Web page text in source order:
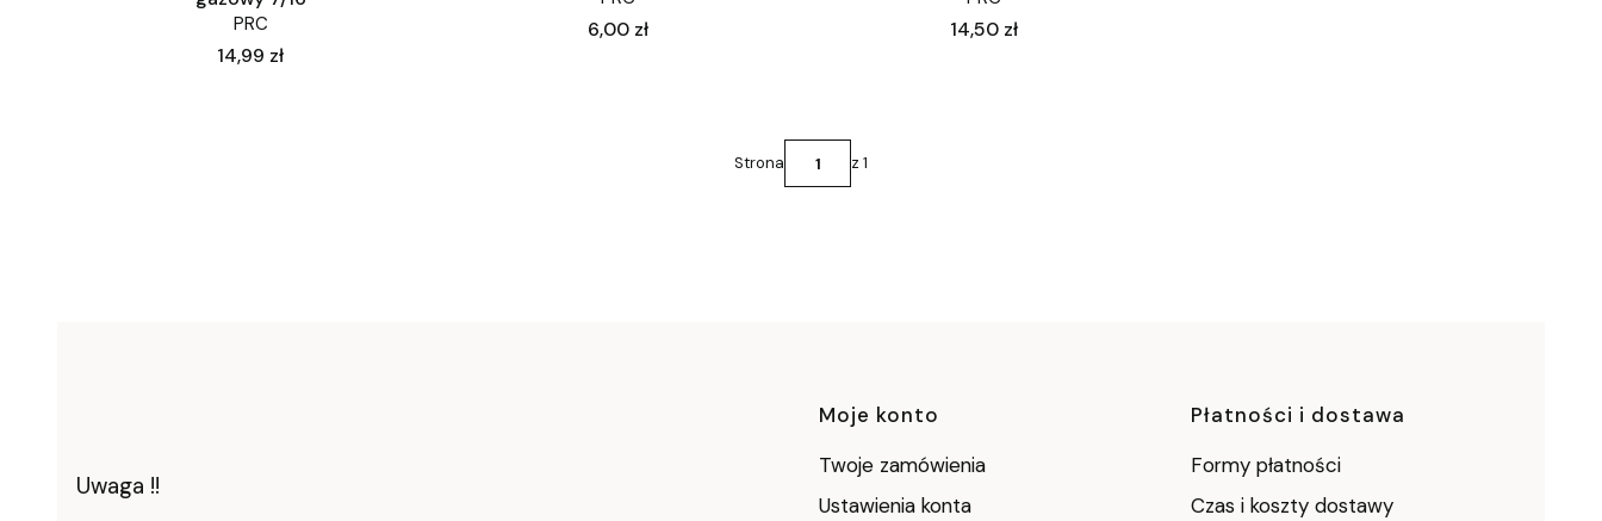
PRC
Cena
14,99 zł
Cena
6,00 zł Cena
14,50 zł
Strona z 1
Uwaga !!
Linki w stopce
Moje konto
Twoje zamówienia
Ustawienia konta
Płatności i dostawa
Formy płatności
Czas i koszty dostawy